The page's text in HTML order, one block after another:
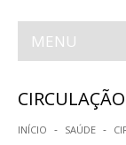
MENU
ALIMENTOS
CIRCULAÇÃO
INÍCIO SAÚDE